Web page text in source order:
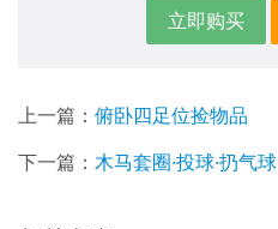
立即购买
上一篇： 俯卧四足位捡物品
下一篇： 木马套圈·投球·扔气球